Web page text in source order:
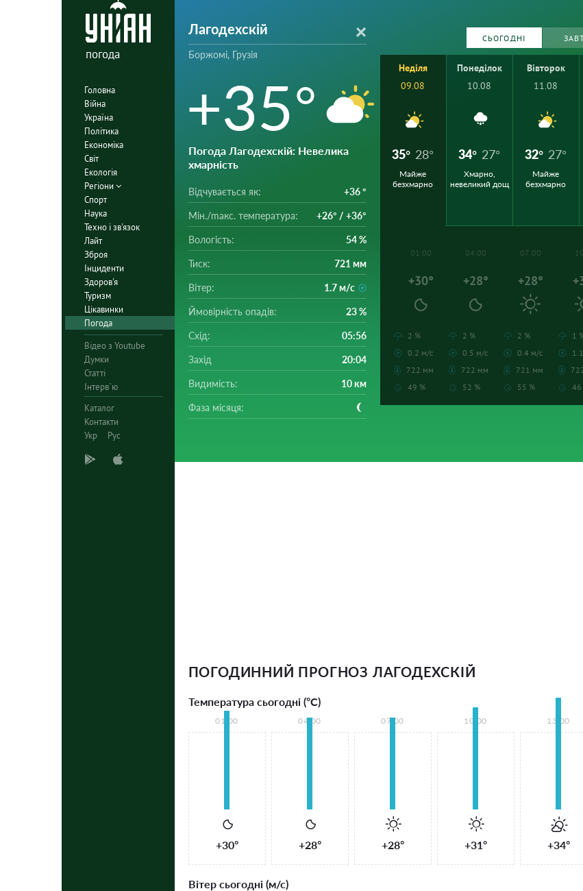
погода
Головна
Війна
Україна
Політика
Економіка
Світ
Екологія
Регіони
Спорт
Наука
Техно і зв'язок
Лайт
Зброя
Інциденти
Здоров'я
Туризм
Цікавинки
Погода
Відео з Youtube
Думки
Статті
Інтерв`ю
Каталог
Контакти
Укр
Рус
Лагодехскій
Боржомі, Грузія
+35°
Погода Лагодехскій: Невелика
хмарність
Відчувається як: +36 °
Мін./mакс. температура: +26° / +36°
Вологість: 54 %
Тиск: 721 мм
Вітер: 1.7 м/с
Ймовірність опадів: 23 %
Схід: 05:56
Захід 20:04
Видимість: 10 км
Фаза місяця:
СЬОГОДНІ
Неділя
09.08
35° 28°
Майже
безхмарно
Понеділок
10.08
34° 27°
Хмарно,
невеликий дощ
Вівторок
11.08
32° 27°
Майже
безхмарно
01:00
+30°
2 %
0.2 м/с
722 мм
49 %
04:00
+28°
2 %
0.5 м/с
722 мм
52 %
07:00
+28°
2 %
0.4 м/с
721 мм
55 %
1
46
ПОГОДИННИЙ ПРОГНОЗ ЛАГОДЕХСКІЙ
Температура сьогодні (°С)
01:00
+30°
04:00
+28°
07:00
+28°
10:00
+31°
13:00
+34°
Вітер сьогодні (м/с)